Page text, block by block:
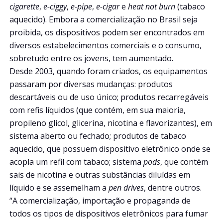
cigarette, e-ciggy, e-pipe, e-cigare heat not burn(tabaco
aquecido). Embora a comercialização no Brasil seja
proibida, os dispositivos podem ser encontrados em
diversos estabelecimentos comerciais e o consumo,
sobretudo entre os jovens, tem aumentado.
Desde 2003, quando foram criados, os equipamentos
passaram por diversas mudanças: produtos
descartáveis ou de uso único; produtos recarregáveis
com refis líquidos (que contém, em sua maioria,
propileno glicol, glicerina, nicotina e flavorizantes), em
sistema aberto ou fechado; produtos de tabaco
aquecido, que possuem dispositivo eletrônico onde se
acopla um refil com tabaco; sistema pods, que contém
sais de nicotina e outras substâncias diluídas em
líquido e se assemelham a pen drives, dentre outros.
“A comercialização, importação e propaganda de
todos os tipos de dispositivos eletrônicos para fumar